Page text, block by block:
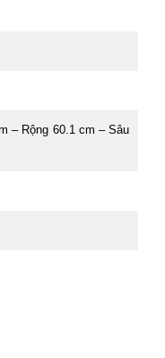
– Rộng 60.1 cm – Sâu